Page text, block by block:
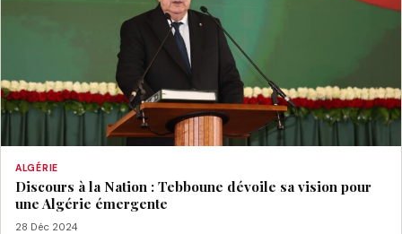
ALGÉRIE
Discours à la Nation : Tebboune dévoile sa vision pour
une Algérie émergente
28 Déc 2024